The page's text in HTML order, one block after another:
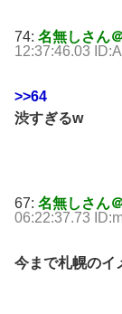
74: 名無しさん
12:37:46.03
>>64
渋すぎるw
67: 名無しさん
06:22:37.73
今まで札幌のイ